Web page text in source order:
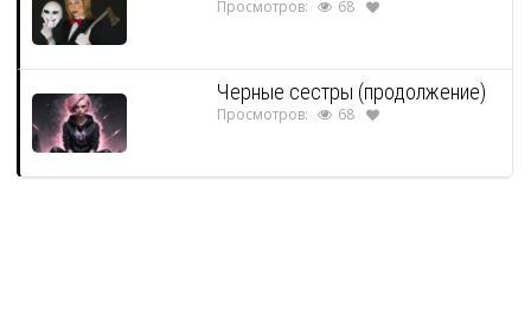
Просмотров: 68
Черные сестры (продолжение)
Просмотров: 68